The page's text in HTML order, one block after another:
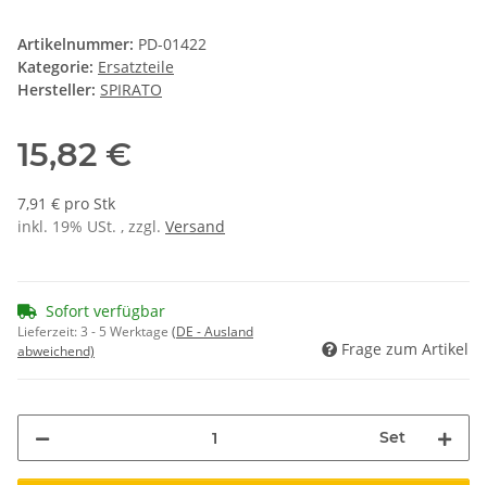
Artikelnummer: PD-01422
Kategorie: Ersatzteile
Hersteller: SPIRATO
15,82 €
7,91 € pro Stk
inkl. 19% USt. , zzgl. Versand
Sofort verfügbar
Lieferzeit:3 - 5 Werktage (DE - Ausland
abweichend)
Frage zum Artikel
Set